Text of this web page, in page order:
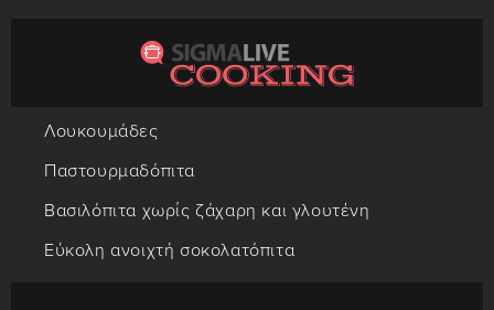
Λουκουμάδες
Παστουρμαδόπιτα
Βασιλόπιτα χωρίς ζάχαρη και γλουτένη
Εύκολη ανοιχτή σοκολατόπιτα